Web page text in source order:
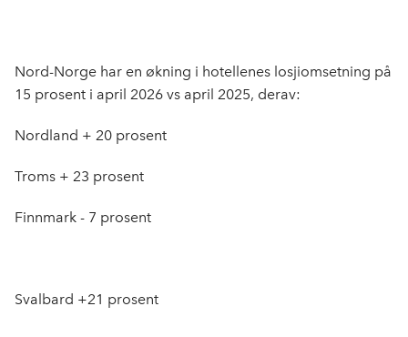
Nord-Norge har en økning i hotellenes losjiomsetning på
15 prosent i april 2026 vs april 2025, derav:
Nordland + 20 prosent
Troms + 23 prosent
Finnmark - 7 prosent
Svalbard +21 prosent